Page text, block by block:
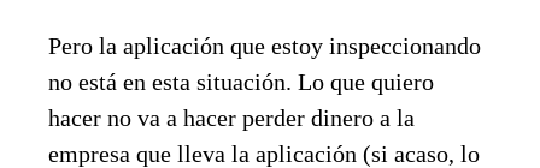
Pero la aplicación que estoy inspeccionando
no está en esta situación. Lo que quiero
hacer no va a hacer perder dinero a la
empresa que lleva la aplicación (si acaso, lo